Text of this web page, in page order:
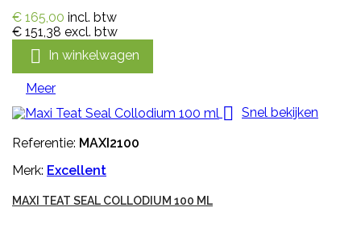
€ 165,00 incl. btw
€ 151,38 excl. btw
 In winkelwagen
Meer
 Snel bekijken
Referentie: MAXI2100
Merk: Excellent
MAXI TEAT SEAL COLLODIUM 100 ML